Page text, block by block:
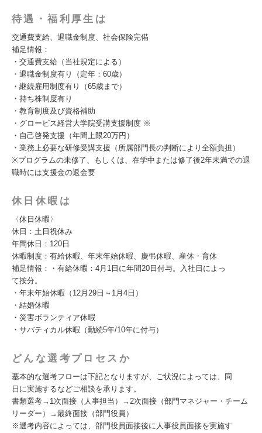
待遇・福利厚生は
交通費支給、退職金制度、社会保険完備
補足情報：
・交通費支給（当社規定による）
・退職金制度有り（定年：60歳）
・継続雇用制度有り（65歳まで）
・持ち株制度有り
・教育制度及び資格補助
・グロービス経営大学院受講支援制度 ※
・自己啓発支援（年間上限20万円）
・業務上必要な研修受講支援（所属部門長の判断により全額負担）
※プログラムの未修了、もしくは、在学中または修了後2年未満での退
職時には支援金の返金要
休日休暇は
〈休日休暇〉
休日：土日祝休み
年間休日：120日
休暇制度：有給休暇、年末年始休暇、慶弔休暇、産休・育休
補足情報：・有給休暇：4月1日に年間20日付与。入社日によっ
て按分。
・年末年始休暇（12月29日～1月4日）
・結婚休暇
・災害ボランティア休暇
・サバティカル休暇（勤続5年/10年に付与）
どんな選考プロセスか
基本的な選考フローは下記となりますが、ご状況によっては、同
日に実施するなどご相談を承ります。
書類選考→1次面接（人事担当）→2次面接（部門マネジャー・チーム
リーダー）→最終面接（部門役員）
※選考内容によっては、部門役員面接後に人事役員面接を実施す